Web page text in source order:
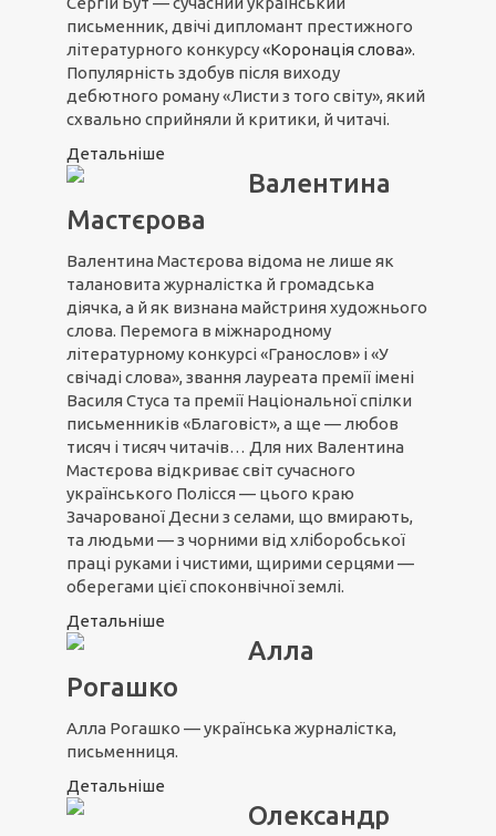
письменник, двічі дипломант престижного
літературного конкурсу«Коронація слова».
Популярність здобув після виходу
дебютного роману «Листи з того світу», який
схвально сприйняли й критики, й читачі.
Детальніше
Валентина
Мастєрова
Валентина Мастєрова відома не лише як
талановита журналістка й громадська
діячка, а й як визнана майстриня художнього
слова. Перемога в міжнародному
літературному конкурсі «Гранослов» і «У
свічаді слова», звання лауреата премії імені
Василя Стуса та премії Національної спілки
письменників «Благовіст», а ще — любов
тисяч і тисяч читачів… Для них Валентина
Мастєрова відкриває світ сучасного
українського Полісся — цього краю
Зачарованої Десни з селами, що вмирають,
та людьми — з чорними від хліборобської
праці руками і чистими, щирими серцями —
оберегами цієї споконвічної землі.
Детальніше
Алла
Рогашко
Алла Рогашко — українська журналістка,
письменниця.
Детальніше
Олександр